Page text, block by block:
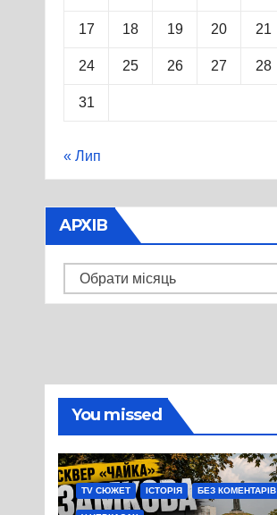
17 18 19 20 21
24 25 26 27 28
31
« Лип
АРХІВ
Архів
You missed
TV СЮЖЕТ ІСТОРІЯ БЕЗ КОМЕНТАРІВ